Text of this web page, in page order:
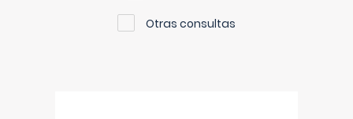
Otras consultas